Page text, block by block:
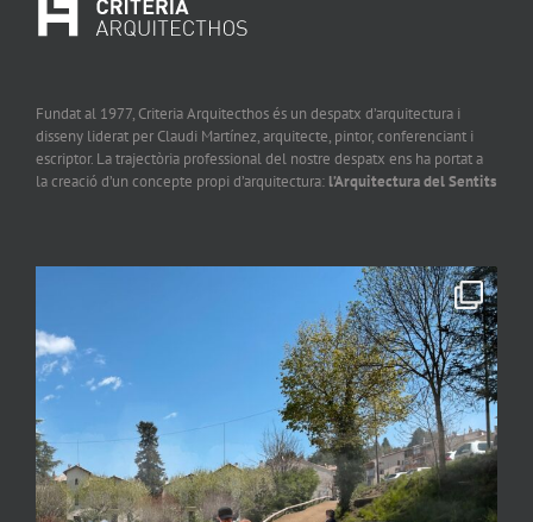
Fundat al 1977, Criteria Arquitecthos és un despatx d’arquitectura i
disseny liderat per Claudi Martínez, arquitecte, pintor, conferenciant i
escriptor. La trajectòria professional del nostre despatx ens ha portat a
la creació d’un concepte propi d’arquitectura: l’Arquitectura del Sentits